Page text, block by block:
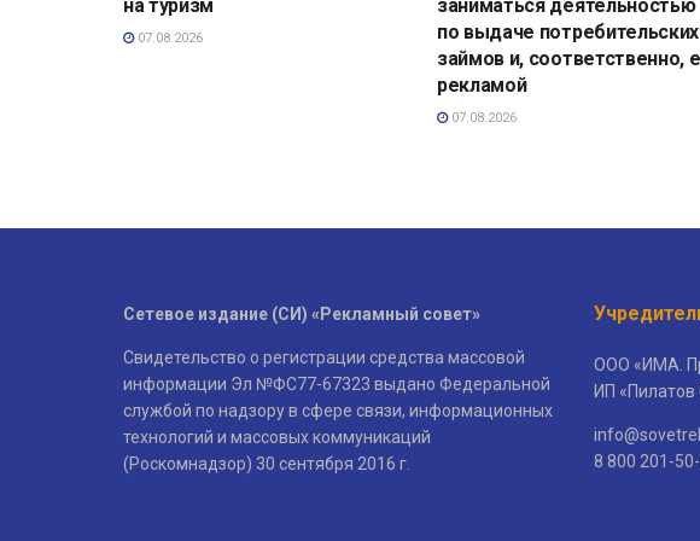
на туризм
07.08.2026
заниматься деятельностью
по выдаче потребительских
займов и, соответственно,
рекламой
07.08.2026
Сетевое издание (СИ) «Рекламный совет»
Свидетельство о регистрации средства массовой
информации Эл №ФС77-67323 выдано Федеральной
службой по надзору в сфере связи, информационных
технологий и массовых коммуникаций
(Роскомнадзор) 30 сентября 2016 г.
ООО «ИМА.
ИП «Пилатов
8 800 201-